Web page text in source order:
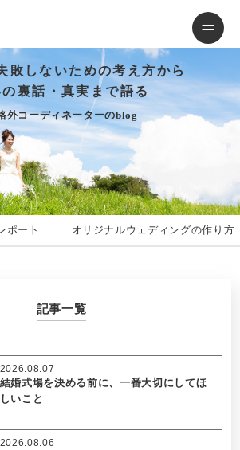
敗しないための考え方から
の裏話・真実まで語る
外コーディネーターのblog
ポート オリジナルウェディングの作り方
記事一覧
結婚式場を決める前に、一番大切にしてほ
しいこと
2026.08.07
2026.08.06